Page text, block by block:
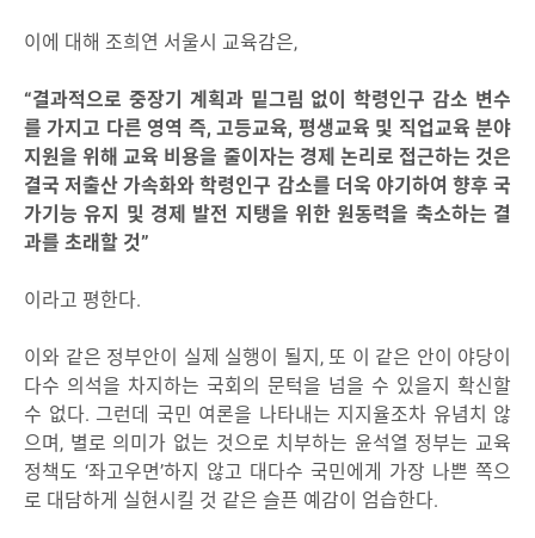
이에 대해 조희연 서울시 교육감은,
“결과적으로 중장기 계획과 밑그림 없이 학령인구 감소 변수
를 가지고 다른 영역 즉, 고등교육, 평생교육 및 직업교육 분야
지원을 위해 교육 비용을 줄이자는 경제 논리로 접근하는 것은
결국 저출산 가속화와 학령인구 감소를 더욱 야기하여 향후 국
가기능 유지 및 경제 발전 지탱을 위한 원동력을 축소하는 결
과를 초래할 것”
이라고 평한다.
이와 같은 정부안이 실제 실행이 될지, 또 이 같은 안이 야당이
다수 의석을 차지하는 국회의 문턱을 넘을 수 있을지 확신할
수 없다. 그런데 국민 여론을 나타내는 지지율조차 유념치 않
으며, 별로 의미가 없는 것으로 치부하는 윤석열 정부는 교육
정책도 ‘좌고우면’하지 않고 대다수 국민에게 가장 나쁜 쪽으
로 대담하게 실현시킬 것 같은 슬픈 예감이 엄습한다.